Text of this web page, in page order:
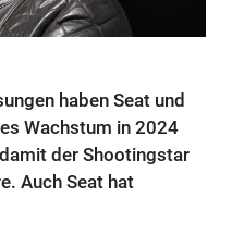
haben Seat und
Wachstum in 2024
der Shootingstar
Auch Seat hat